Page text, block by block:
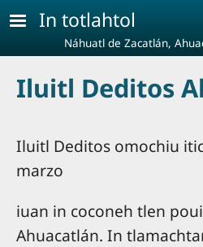
Pasar al contenido principal
In totlahtol
Náhuatl de Zacatlán,
Iluitl Deditos
Iluitl Deditos omochiu
marzo
iuan in coconeh tlen
Ahuacatlán. In